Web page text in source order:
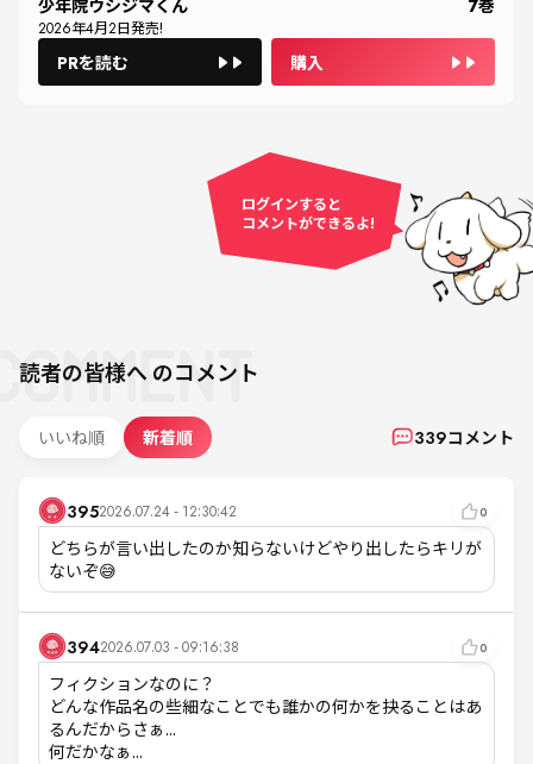
少年院ウシジマくん 7巻
2026年4月2日発売!
購入
PRを読む
ログインすると
コメントができるよ!
読者の皆様へ のコメント
いいね順 新着順 339コメント
3952026.07.24 - 12:30:42 0
どちらが言い出したのか知らないけどやり出したらキリが
ないぞ😅
3942026.07.03 - 09:16:38 0
フィクションなのに？
どんな作品名の些細なことでも誰かの何かを抉ることはあ
るんだからさぁ...
何だかなぁ...